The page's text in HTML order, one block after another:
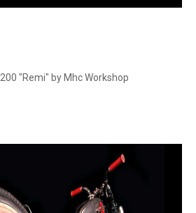
"Remi" by Mhc Workshop